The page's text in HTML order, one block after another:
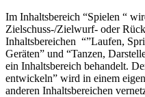
Im Inhaltsbereich “Spielen “
Zielschuss-/Zielwurf- oder
Inhaltsbereichen “”Laufen,
Geräten” und “Tanzen,
ein Inhaltsbereich behandelt.
entwickeln” wird in einem
anderen Inhaltsbereichen